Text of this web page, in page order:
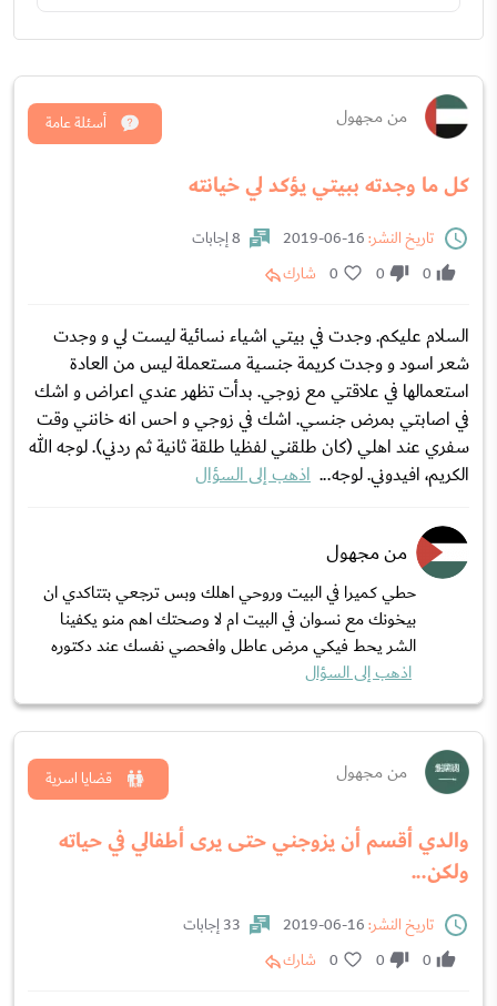
من مجهول
كل ما وجدته ببيتي يؤكد لي خيانته
أسئلة عامة
تاريخ النشر:
8 إجابات
0
0
0 شارك
السلام عليكم. وجدت في بيتي اشياء نسائية ليست لي و وجدت
شعر اسود و وجدت كريمة جنسية مستعملة ليس من العادة
استعمالها في علاقتي مع زوجي. بدأت تظهر عندي اعراض و اشك
في اصابتي بمرض جنسي. اشك في زوجي و احس انه خانني وقت
سفري عند اهلي (كان طلقني لفظيا طلقة ثانية ثم ردني). لوجه الله
الكريم، افيدوني. لوجه... اذهب إلى السؤال
من مجهول
حطي كميرا في البيت وروحي اهلك وبس ترجعي بتتاكدي ان
بيخونك مع نسوان في البيت ام لا وصحتك اهم منو يكفينا
الشر يحط فيكي مرض عاطل وافحصي نفسك عند دكتوره
اذهب إلى السؤال
من مجهول
والدي أقسم أن يزوجني حتى يرى أطفالي في حياته
ولكن...
قضايا اسرية
تاريخ النشر:
33 إجابات
0
0
0 شارك